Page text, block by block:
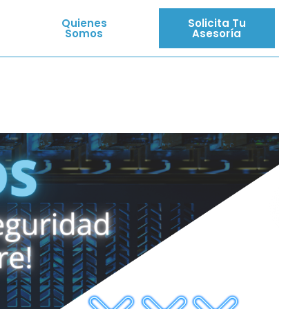
Quienes
Somos
Solicita Tu
Asesoría